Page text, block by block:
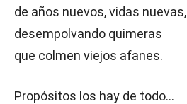
de años nuevos, vidas nuevas,
desempolvando quimeras
que colmen viejos afanes.
Propósitos los hay de todo…